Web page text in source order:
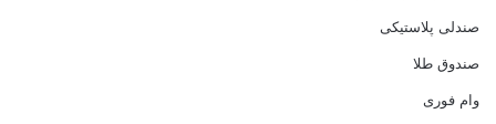
صندلی پلاستیکی
صندوق طلا
وام فوری